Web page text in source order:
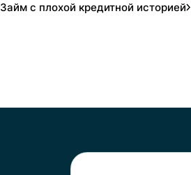
Займ с плохой кредитной историей